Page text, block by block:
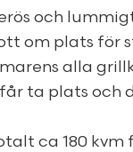
och
om plats för
alla
ta plats och
ca 180 kvm